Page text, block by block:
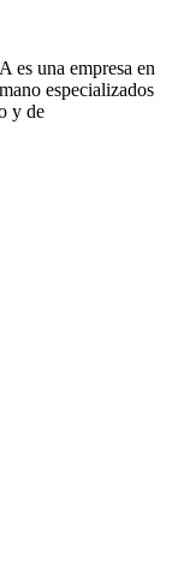
es una empresa en
especializados
y de